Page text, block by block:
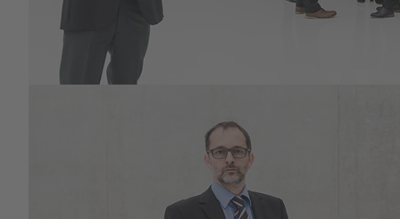
Befriedigungsmuster relevanter
PartnerInnen im Berufs- und Privatleben?
Provokant formuliert: Sind Sie immer zu
Diensten? Und noch provokanter: Stellt
Fitnessstudios ein Element dar zur
Perfektionierung des Bildnisses, das sich
die Außenwelt von Ihnen vermeintlich
macht? Sind Sie oftmals in wechselnden